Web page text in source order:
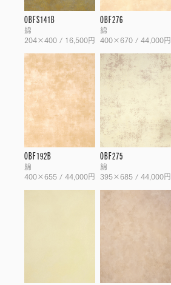
OBFS141B
綿
204×400 / 16,500円
OBF276
綿
400×670 / 44,000円
OBF192B
綿
400×655 / 44,000円
OBF275
綿
395×685 / 44,000円